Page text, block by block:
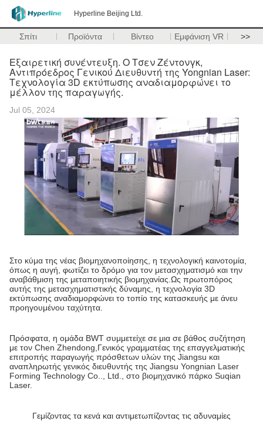
Hyperline Beijing Ltd.
Σπίτι Προϊόντα Βίντεο Εμφάνιση VR >>
Εξαιρετική συνέντευξη. Ο Τσεν Ζέντονγκ,
Αντιπρόεδρος Γενικού Διευθυντή της Yongnian Laser:
Τεχνολογία 3D εκτύπωσης αναδιαμορφώνει το
μέλλον της παραγωγής.
Jul 05, 2024
Στο κύμα της νέας βιομηχανοποίησης, η τεχνολογική καινοτομία,
όπως η αυγή, φωτίζει το δρόμο για τον μετασχηματισμό και την
αναβάθμιση της μεταποιητικής βιομηχανίας.Ως πρωτοπόρος
αυτής της μετασχηματιστικής δύναμης, η τεχνολογία 3D
εκτύπωσης αναδιαμορφώνει το τοπίο της κατασκευής με άνευ
προηγουμένου ταχύτητα.
Πρόσφατα, η ομάδα BWT συμμετείχε σε μια σε βάθος συζήτηση
με τον Chen Zhendong,Γενικός γραμματέας της επαγγελματικής
επιτροπής παραγωγής πρόσθετων υλών της Jiangsu και
αναπληρωτής γενικός διευθυντής της Jiangsu Yongnian Laser
Forming Technology Co.., Ltd., στο βιομηχανικό πάρκο Suqian
Laser.
Γεμίζοντας τα κενά και αντιμετωπίζοντας τις αδυναμίες